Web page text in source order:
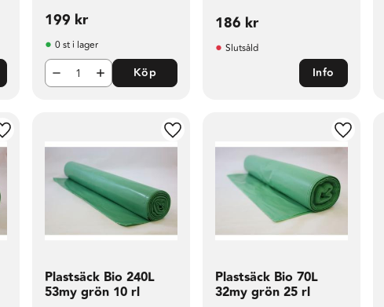
199 kr
0 st i lager
Köp
186 kr
Slutsåld
Info
Lägg till i favoriter
Plastsäck Bio 240L
53my grön 10 rl
Lägg till i favoriter
Plastsäck Bio 70L
32my grön 25 rl
Lägg